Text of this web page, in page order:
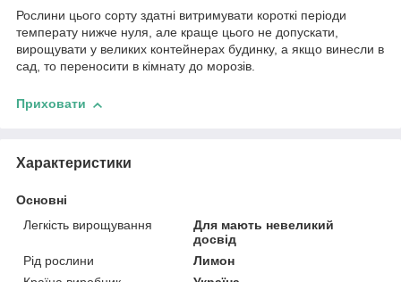
Рослини цього сорту здатні витримувати короткі періоди
температу нижче нуля, але краще цього не допускати,
вирощувати у великих контейнерах будинку, а якщо винесли в
сад, то переносити в кімнату до морозів.
Приховати
Характеристики
Основні
Легкість вирощування
Для мають невеликий
досвід
Рід рослини
Лимон